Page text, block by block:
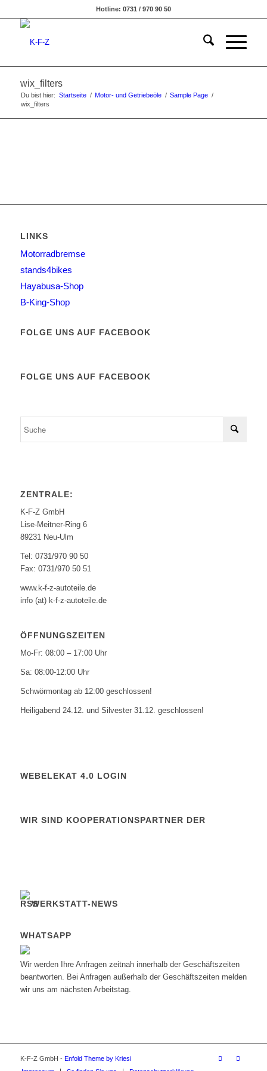
Hotline: 0731 / 970 90 50
wix_filters
Du bist hier: Startseite / Motor- und Getriebeöle / Sample Page /
wix_filters
LINKS
Motorradbremse
stands4bikes
Hayabusa-Shop
B-King-Shop
FOLGE UNS AUF FACEBOOK
FOLGE UNS AUF FACEBOOK
ZENTRALE:
K-F-Z GmbH
Lise-Meitner-Ring 6
89231 Neu-Ulm
Tel: 0731/970 90 50
Fax: 0731/970 50 51
www.k-f-z-autoteile.de
info (at) k-f-z-autoteile.de
ÖFFNUNGSZEITEN
Mo-Fr: 08:00 – 17:00 Uhr
Sa: 08:00-12:00 Uhr
Schwörmontag ab 12:00 geschlossen!
Heiligabend 24.12. und Silvester 31.12. geschlossen!
WEBELEKAT 4.0 LOGIN
WIR SIND KOOPERATIONSPARTNER DER
WERKSTATT-NEWS
WHATSAPP
Wir werden Ihre Anfragen zeitnah innerhalb der Geschäftszeiten
beantworten. Bei Anfragen außerhalb der Geschäftszeiten melden
wir uns am nächsten Arbeitstag.
K-F-Z GmbH - Enfold Theme by Kriesi